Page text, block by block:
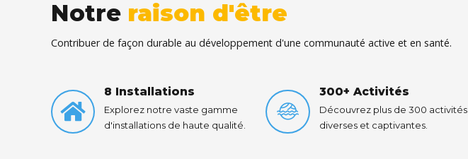
Notre raison d'être
Contribuer de façon durable au développement d'une communauté active et en santé.
8 Installations
Explorez notre vaste gamme
d'installations de haute qualité.
300+ Activités
Découvrez plus de 300 activités
diverses et captivantes.